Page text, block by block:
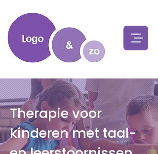
Therapie voor
kinderen met taal-